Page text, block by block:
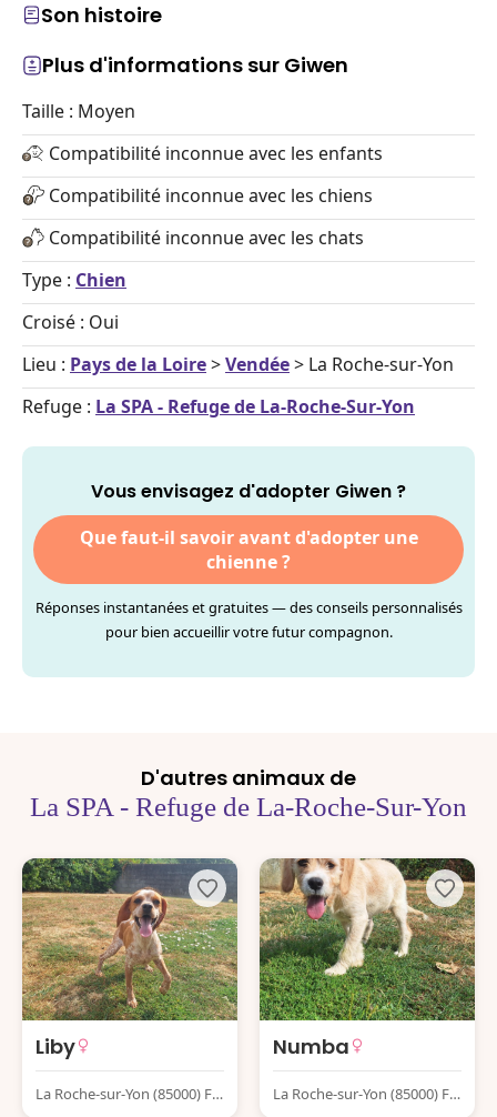
Son histoire
Plus d'informations sur Giwen
Taille : Moyen
Compatibilité inconnue avec les enfants
Compatibilité inconnue avec les chiens
Compatibilité inconnue avec les chats
Type : Chien
Croisé : Oui
Lieu : Pays de la Loire>Vendée> La Roche-sur-Yon
Refuge : La SPA - Refuge de La-Roche-Sur-Yon
Vous envisagez d'adopter Giwen ?
Que faut-il savoir avant d'adopter une
chienne ?
Réponses instantanées et gratuites — des conseils personnalisés
pour bien accueillir votre futur compagnon.
D'autres animaux de
La SPA - Refuge de La-Roche-Sur-Yon
Liby
La Roche-sur-Yon (85000) Fr
Numba
La Roche-sur-Yon (85000) Fr